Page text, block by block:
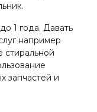
1 года. Давать
например
запчастей и